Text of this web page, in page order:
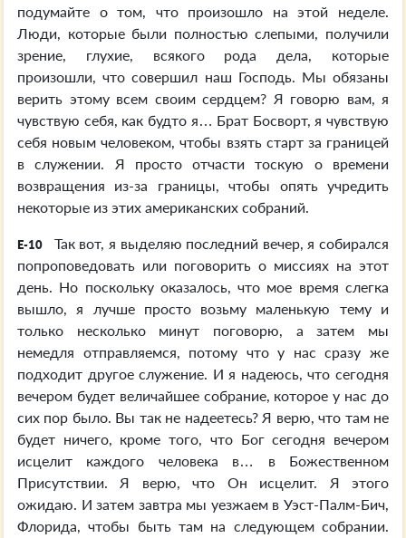
подумайте о том, что произошло на этой неделе.
Люди, которые были полностью слепыми, получили
зрение, глухие, всякого рода дела, которые
произошли, что совершил наш Господь. Мы обязаны
верить этому всем своим сердцем? Я говорю вам, я
чувствую себя, как будто я… Брат Босворт, я чувствую
себя новым человеком, чтобы взять старт за границей
в служении. Я просто отчасти тоскую о времени
возвращения из-за границы, чтобы опять учредить
некоторые из этих американских собраний.
E-10
Так вот, я выделяю последний вечер, я собирался
попроповедовать или поговорить о миссиях на этот
день. Но поскольку оказалось, что мое время слегка
вышло, я лучше просто возьму маленькую тему и
только несколько минут поговорю, а затем мы
немедля отправляемся, потому что у нас сразу же
подходит другое служение. И я надеюсь, что сегодня
вечером будет величайшее собрание, которое у нас до
сих пор было. Вы так не надеетесь? Я верю, что там не
будет ничего, кроме того, что Бог сегодня вечером
исцелит каждого человека в… в Божественном
Присутствии. Я верю, что Он исцелит. Я этого
ожидаю. И затем завтра мы уезжаем в Уэст-Палм-Бич,
Флорида, чтобы быть там на следующем собрании.